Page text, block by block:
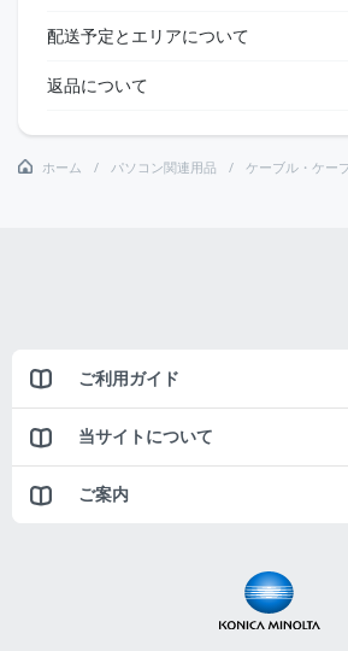
配送予定とエリアについて
返品について
ホーム パソコン関連用品 ケーブル・ケー
ご利用ガイド
当サイトについて
ご案内